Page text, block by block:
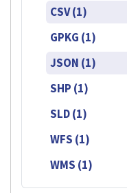
CSV (1)
GPKG (1)
JSON (1)
SHP (1)
SLD (1)
WFS (1)
WMS (1)